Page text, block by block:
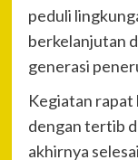
peduli
berkelanjutan
generasi
Kegiatan rapat
dengan tertib
akhirnya